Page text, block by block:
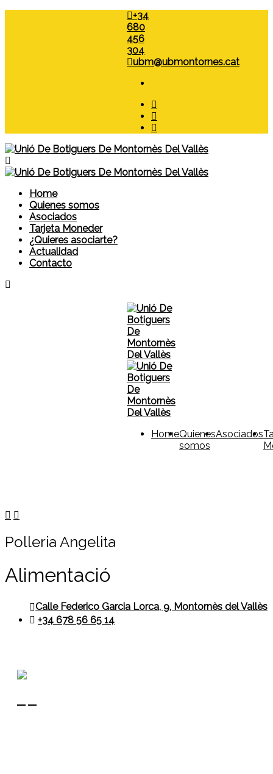
+34
680
456
304
ubm@ubmontornes.cat
Home
Quienes somos
Asociados
Tarjeta Moneder
¿Quieres asociarte?
Actualidad
Contacto
HomeQuienes
somos
Asociados
Polleria Angelita
Alimentació
Calle Federico Garcia Lorca, 9, Montornès del Vallès
+34 678 56 65 14